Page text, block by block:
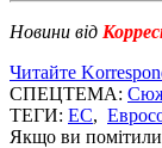
Новини від
Читайте
СПЕЦТЕМА:
ТЕГИ: ЕС,
Якщо ви помітили